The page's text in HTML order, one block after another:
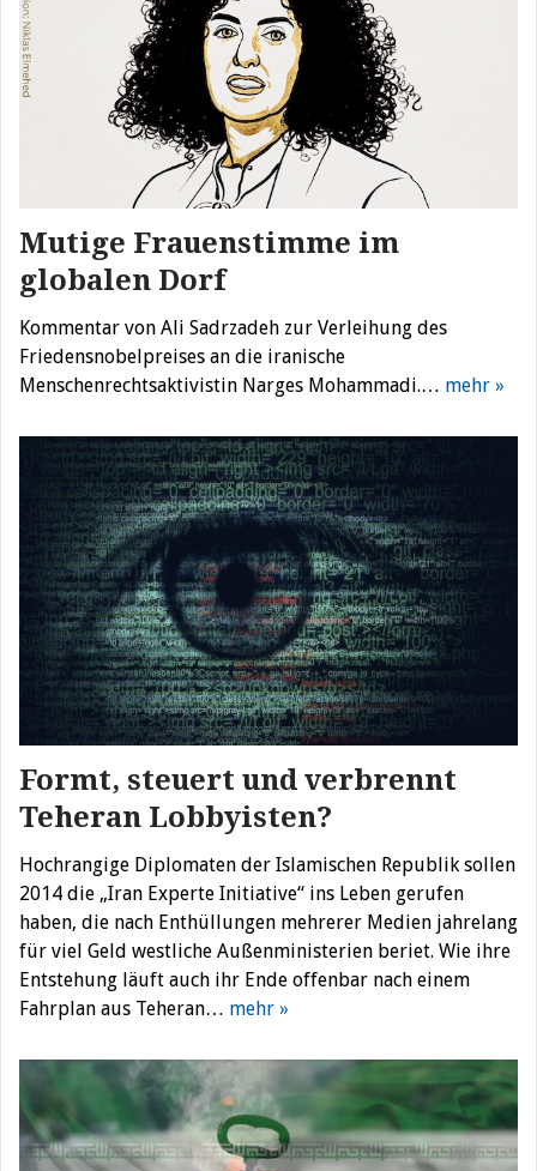
Mutige Frauenstimme im
globalen Dorf
Kommentar von Ali Sadrzadeh zur Verleihung des
Friedensnobelpreises an die iranische
Menschenrechtsaktivistin Narges Mohammadi.… mehr »
Formt, steuert und verbrennt
Teheran Lobbyisten?
Hochrangige Diplomaten der Islamischen Republik sollen
2014 die „Iran Experte Initiative“ ins Leben gerufen
haben, die nach Enthüllungen mehrerer Medien jahrelang
für viel Geld westliche Außenministerien beriet. Wie ihre
Entstehung läuft auch ihr Ende offenbar nach einem
Fahrplan aus Teheran… mehr »